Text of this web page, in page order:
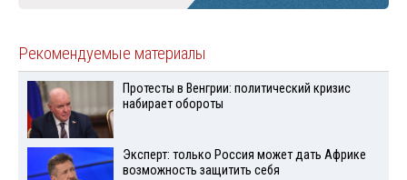
Рекомендуемые материалы
Протесты в Венгрии: политический кризис
набирает обороты
Эксперт: только Россия может дать Африке
возможность защитить себя